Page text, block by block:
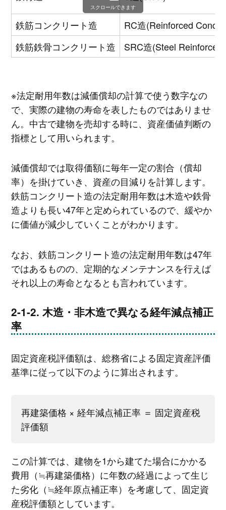
鉄筋コンクリート造
RC造(Reinforced
鉄筋鉄骨コンクリート造
SRC造(Steel Reinforced
スクロールできます
※法定耐用年数は減価償却の計算で使う数字なの
で、実際の建物の寿命を表したものではありませ
ん。中古で建物を売却する時に、資産価値判断の
指標として用いられます。
減価償却では取得価額に毎年一定の割合（償却
率）を掛けていき、資産の目減りを計算します。
鉄筋コンクリート造の法定耐用年数は木造や鉄骨
造よりも長い47年と定められているので、緩やか
に価値が減少していくことがわかります。
なお、鉄筋コンクリート造の法定耐用年数は47年
ではあるものの、定期的なメンテナンスを行えば
それ以上の寿命となるとも言われています。
木造・非木造で異なる経年減点補正
率
固定資産税評価額は、総務省による固定資産評価
基準に従って以下のように算出されます。
再建築価格 × 経年減点補正率 ＝ 固定資産税
評価額
この計算では、建物を1から建てた場合にかかる
費用（≒再建築価格）に年数の経過によって生じ
た劣化（≒経年原点補正率）を考慮して、固定資
産税評価額としています。